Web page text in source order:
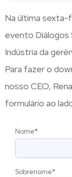
Na última
evento Diálogos
Indústria da
Para fazer o
nosso CEO,
formulário ao
Nome*
Sobrenome*